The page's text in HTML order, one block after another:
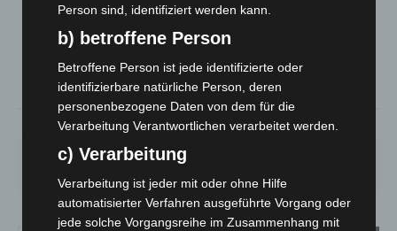
Bedeckt
25.6°
24.9°
41% 5.8m/s 88%
MO.
27
DI.
25 ° 26 30°
Person sind, identifiziert werden kann.
b) betroffene Person
Betroffene Person ist jede identifizierte oder
identifizierbare natürliche Person, deren
personenbezogene Daten von dem für die
Verarbeitung Verantwortlichen verarbeitet werden.
c) Verarbeitung
Verarbeitung ist jeder mit oder ohne Hilfe
automatisierter Verfahren ausgeführte Vorgang oder
jede solche Vorgangsreihe im Zusammenhang mit